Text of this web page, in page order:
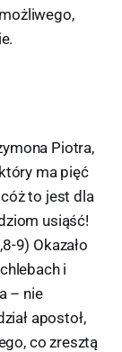
Piotra,
ma pięć
to jest dla
usiąść!
9) Okazało
i
– nie
apostoł,
co zresztą